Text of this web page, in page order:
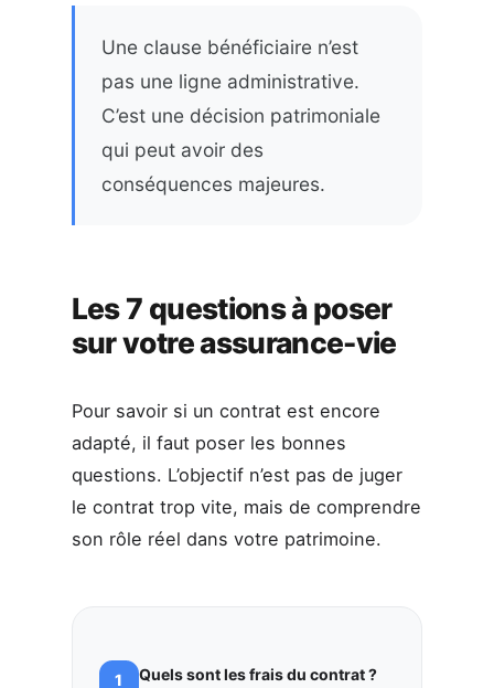
Une clause bénéficiaire n’est
pas une ligne administrative.
C’est une décision patrimoniale
qui peut avoir des
conséquences majeures.
Les 7 questions à poser
sur votre assurance-vie
Pour savoir si un contrat est encore
adapté, il faut poser les bonnes
questions. L’objectif n’est pas de juger
le contrat trop vite, mais de comprendre
son rôle réel dans votre patrimoine.
Quels sont les frais du contrat ?